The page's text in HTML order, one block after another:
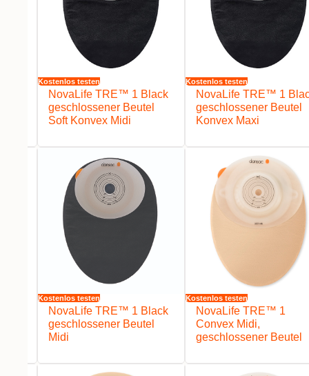
Kostenlos testen
NovaLife TRE™ 1 Black
geschlossener Beutel
Soft Konvex Midi
Kostenlos testen
NovaLife TRE™ 1
geschlossener Beutel
Konvex Maxi
Kostenlos testen
NovaLife TRE™ 1 Black
geschlossener Beutel
Midi
Kostenlos testen
NovaLife TRE™ 1
Convex Midi,
geschlossener Beutel